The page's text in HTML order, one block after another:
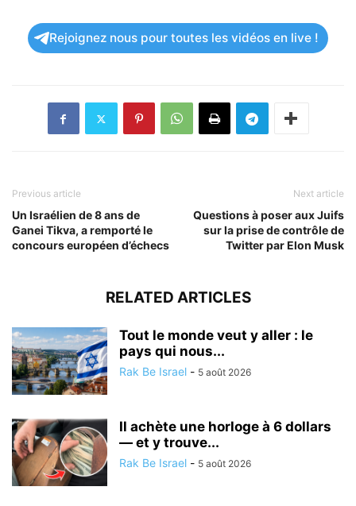
Rejoignez nous pour toutes les vidéos en live !
Previous article
Un Israélien de 8 ans de
Ganei Tikva, a remporté le
concours européen d’échecs
Next article
Questions à poser aux Juifs
sur la prise de contrôle de
Twitter par Elon Musk
RELATED ARTICLES
Tout le monde veut y aller : le
pays qui nous...
Rak Be Israel - 5 août 2026
Il achète une horloge à 6 dollars
— et y trouve...
Rak Be Israel - 5 août 2026